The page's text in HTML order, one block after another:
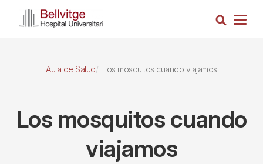
Busca
Aula de Salud Los mosquitos cuando viajamos
Los mosquitos cuando
viajamos